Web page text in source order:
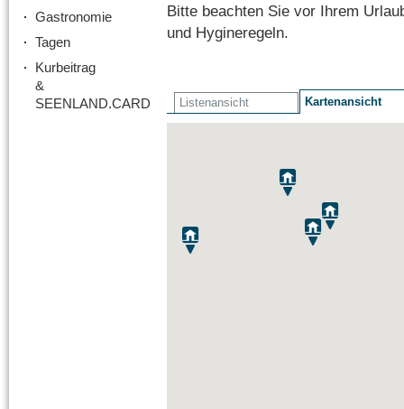
Bitte beachten Sie vor Ihrem
und Hygineregeln.
Listenansicht Kartenansicht
Gastronomie
Tagen
Kurbeitrag
&
SEENLAND.CARD